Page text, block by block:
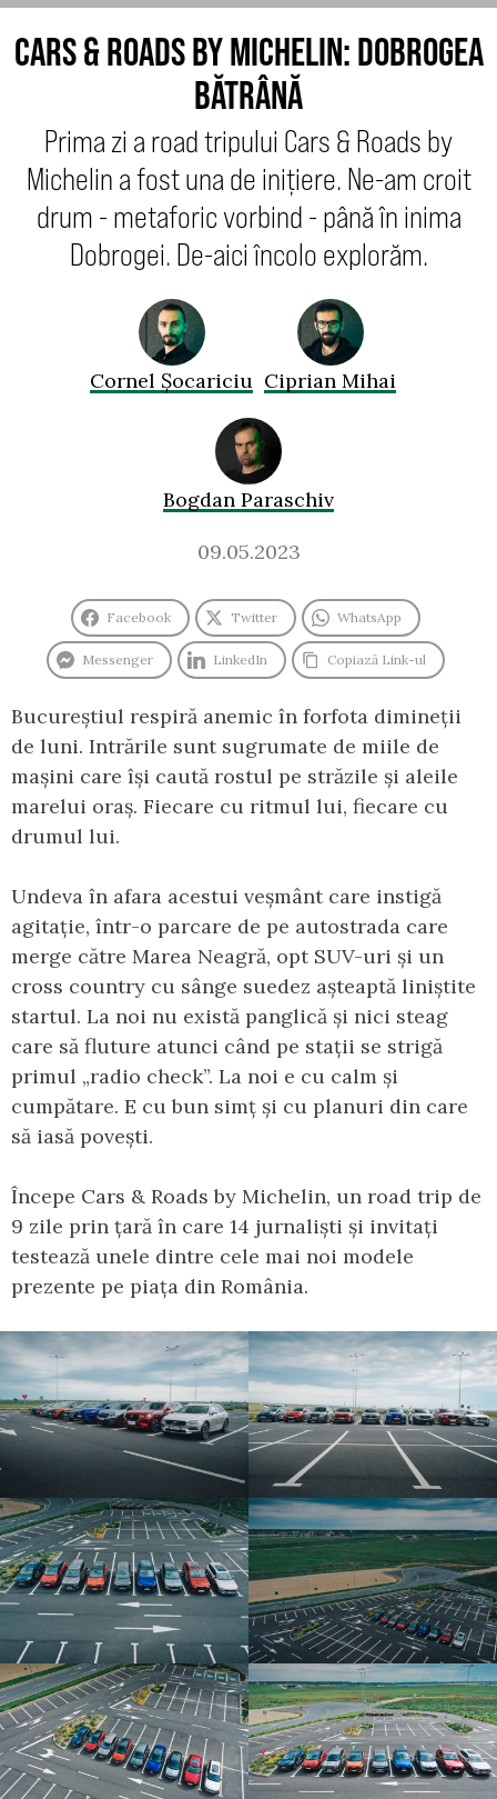
CARS & ROADS BY MICHELIN: DOBROGEA
BĂTRÂNĂ
Prima zi a road tripului Cars & Roads by
Michelin a fost una de inițiere. Ne-am croit
drum - metaforic vorbind - până în inima
Dobrogei. De-aici încolo explorăm.
Cornel Șocariciu Ciprian Mihai
Bogdan Paraschiv
09.05.2023
Facebook Twitter WhatsApp
Messenger LinkedIn Copiază Link-ul
Bucureștiul respiră anemic în forfota dimineții
de luni. Intrările sunt sugrumate de miile de
mașini care își caută rostul pe străzile și aleile
marelui oraș. Fiecare cu ritmul lui, fiecare cu
drumul lui.
Undeva în afara acestui veșmânt care instigă
agitație, într-o parcare de pe autostrada care
merge către Marea Neagră, opt SUV-uri și un
cross country cu sânge suedez așteaptă liniștite
startul. La noi nu există panglică și nici steag
care să fluture atunci când pe stații se strigă
primul „radio check”. La noi e cu calm și
cumpătare. E cu bun simț și cu planuri din care
să iasă povești.
Începe Cars & Roads by Michelin, un road trip de
9 zile prin țară în care 14 jurnaliști și invitați
testează unele dintre cele mai noi modele
prezente pe piața din România.